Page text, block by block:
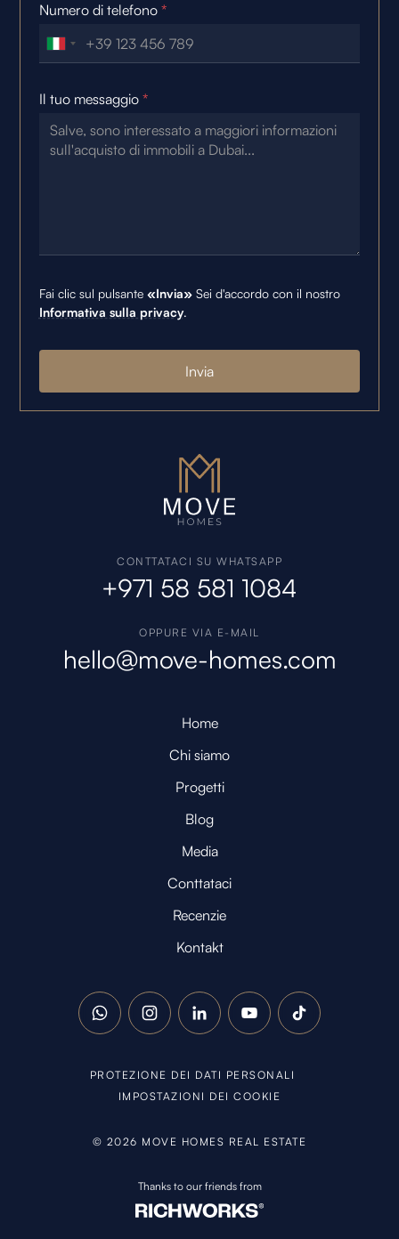
CONTTATACI SU WHATSAPP
+971 58 581 1084
OPPURE VIA E-MAIL
hello@move-homes.com
Home
Chi siamo
Progetti
Blog
Media
Conttataci
Recenzie
Kontakt
WhatsAppInstagramLinkedInYouTubeTikTok
PROTEZIONE DEI DATI PERSONALI
IMPOSTAZIONI DEI COOKIE
© 2026 MOVE HOMES REAL ESTATE
Thanks to our friends from
Numero di telefono *
Il tuo messaggio *
Fai clic sul pulsante «Invia»Sei d'accordo con il nostro
Informativa sulla privacy.